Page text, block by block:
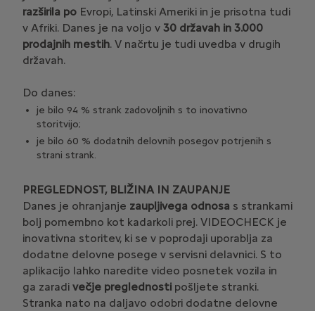
razširila po Evropi, Latinski Ameriki in je prisotna tudi
v Afriki. Danes je na voljo v 30 državah in 3.000
prodajnih mestih. V načrtu je tudi uvedba v drugih
državah.
Do danes:
je bilo 94 % strank zadovoljnih s to inovativno
storitvijo;
je bilo 60 % dodatnih delovnih posegov potrjenih s
strani strank.
PREGLEDNOST, BLIŽINA IN ZAUPANJE
Danes je ohranjanje zaupljivega odnosa s strankami
bolj pomembno kot kadarkoli prej. VIDEOCHECK je
inovativna storitev, ki se v poprodaji uporablja za
dodatne delovne posege v servisni delavnici. S to
aplikacijo lahko naredite video posnetek vozila in
ga zaradi večje preglednosti pošljete stranki.
Stranka nato na daljavo odobri dodatne delovne